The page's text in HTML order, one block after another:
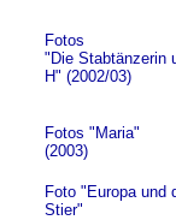
Fotos
"Die Stabtänzerin
H" (2002/03)
Fotos "Maria"
(2003)
Foto "Europa und
Stier"